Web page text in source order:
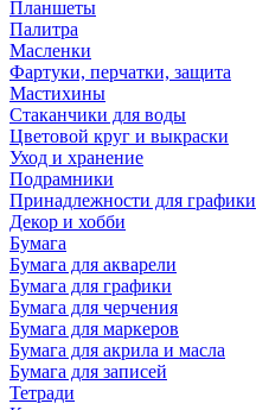
Планшеты
Палитра
Масленки
Фартуки, перчатки, защита
Мастихины
Стаканчики для воды
Цветовой круг и выкраски
Уход и хранение
Подрамники
Принадлежности для графики
Декор и хобби
Бумага
Бумага для акварели
Бумага для графики
Бумага для черчения
Бумага для маркеров
Бумага для акрила и масла
Бумага для записей
Тетради